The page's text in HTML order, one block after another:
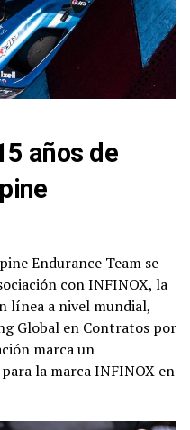
años de
Endurance Team se
con INFINOX, la
línea a nivel mundial,
Global en Contratos por
marca un
la marca INFINOX en